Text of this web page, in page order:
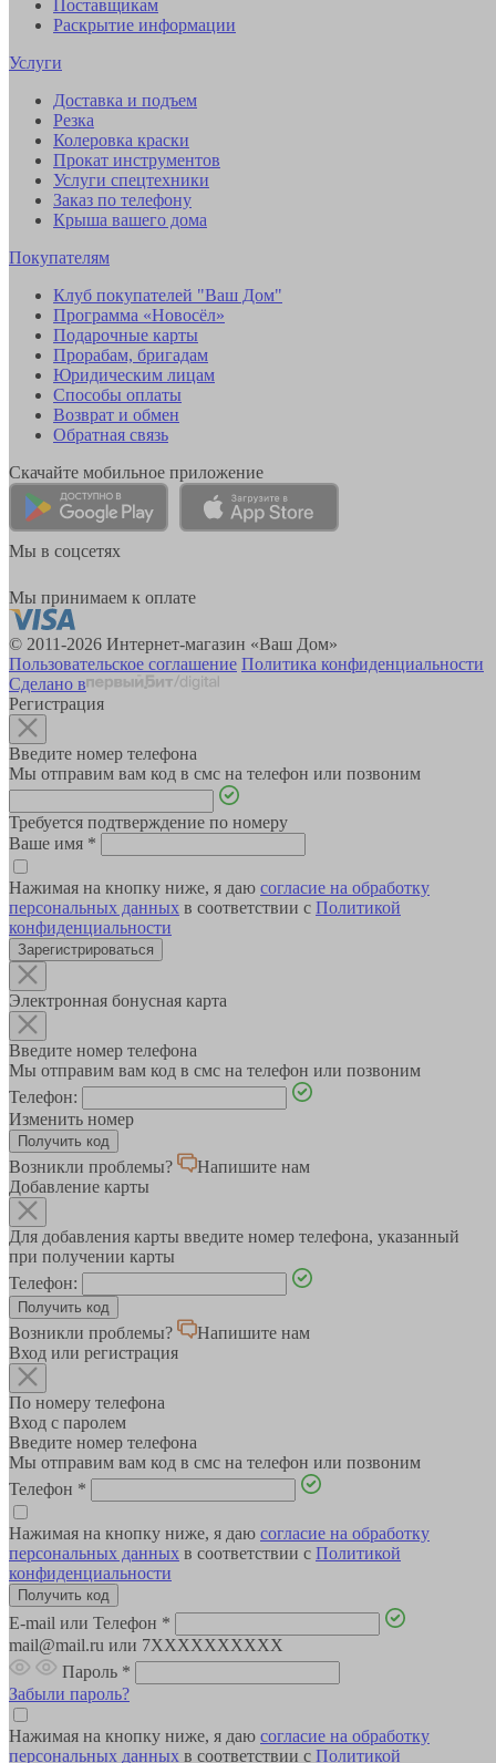
Поставщикам
Раскрытие информации
Услуги
Доставка и подъем
Резка
Колеровка краски
Прокат инструментов
Услуги спецтехники
Заказ по телефону
Крыша вашего дома
Покупателям
Клуб покупателей "Ваш Дом"
Программа «Новосёл»
Подарочные карты
Прорабам, бригадам
Юридическим лицам
Способы оплаты
Возврат и обмен
Обратная связь
Скачайте мобильное приложение
Мы в соцсетях
Мы принимаем к оплате
© 2011-2026 Интернет-магазин «Ваш Дом»
Пользовательское соглашение Политика конфиденциальности
Сделано в
Регистрация
Введите номер телефона
Мы отправим вам код в смс на телефон или позвоним
Требуется подтверждение по номеру
Ваше имя *
Нажимая на кнопку ниже, я даю согласие на обработку
персональных данных в соответствии с Политикой
конфиденциальности
Зарегистрироваться
Электронная бонусная карта
Введите номер телефона
Мы отправим вам код в смс на телефон или позвоним
Телефон:
Изменить номер
Возникли проблемы?
Напишите нам
Добавление карты
Для добавления карты введите номер телефона, указанный
при получении карты
Телефон:
Возникли проблемы?
Напишите нам
Вход или регистрация
По номеру телефона
Вход с паролем
Введите номер телефона
Мы отправим вам код в смс на телефон или позвоним
Телефон *
Нажимая на кнопку ниже, я даю согласие на обработку
персональных данных в соответствии с Политикой
конфиденциальности
E-mail или Телефон *
mail@mail.ru или 7XXXXXXXXXX
Пароль *
Забыли пароль?
Нажимая на кнопку ниже, я даю согласие на обработку
персональных данных в соответствии с Политикой